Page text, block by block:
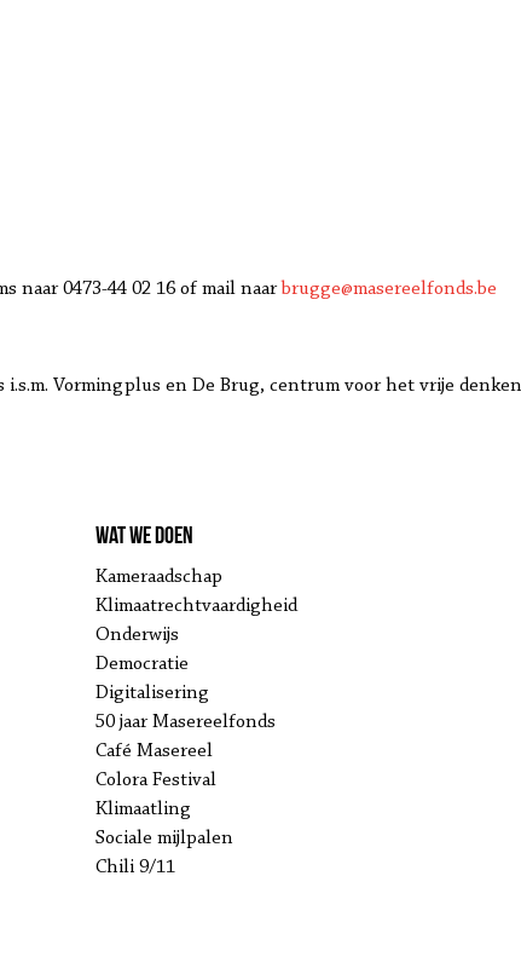
naar 0473-44 02 16 of mail naar brugge@masereelfonds.be
i.s.m. Vormingplus en De Brug, centrum voor het vrije denken
Wat we doen
Kameraadschap
Klimaatrechtvaardigheid
Onderwijs
Democratie
Digitalisering
50 jaar Masereelfonds
Café Masereel
Colora Festival
Klimaatling
Sociale mijlpalen
Chili 9/11